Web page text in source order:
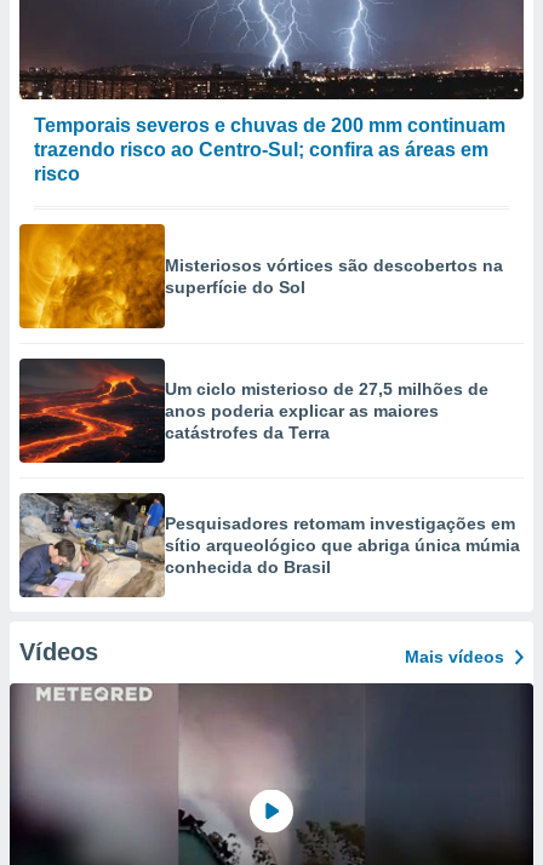
Temporais severos e chuvas de 200 mm continuam
trazendo risco ao Centro-Sul; confira as áreas em
risco
Misteriosos vórtices são descobertos na
superfície do Sol
Um ciclo misterioso de 27,5 milhões de
anos poderia explicar as maiores
catástrofes da Terra
Pesquisadores retomam investigações em
sítio arqueológico que abriga única múmia
conhecida do Brasil
Vídeos Mais vídeos